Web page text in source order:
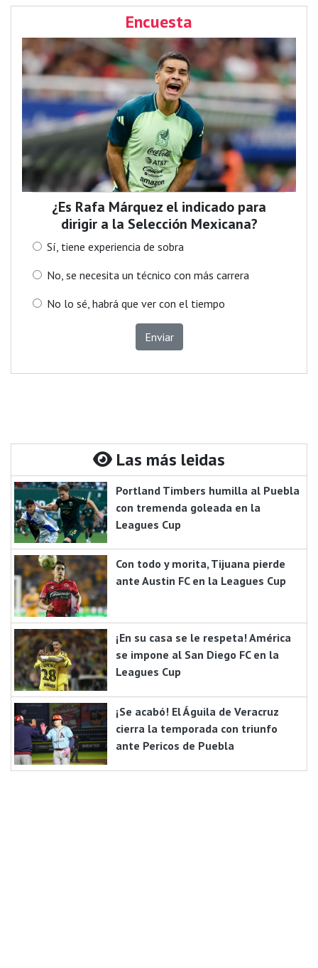
Encuesta
¿Es Rafa Márquez el indicado para
dirigir a la Selección Mexicana?
Sí, tiene experiencia de sobra
No, se necesita un técnico con más carrera
No lo sé, habrá que ver con el tiempo
Enviar
Las más leidas
Portland Timbers humilla al Puebla
con tremenda goleada en la
Leagues Cup
Con todo y morita, Tijuana pierde
ante Austin FC en la Leagues Cup
¡En su casa se le respeta! América
se impone al San Diego FC en la
Leagues Cup
¡Se acabó! El Águila de Veracruz
cierra la temporada con triunfo
ante Pericos de Puebla